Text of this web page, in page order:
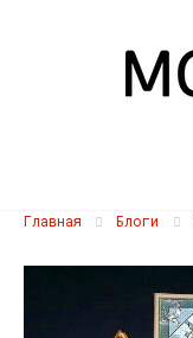
Главная Блоги